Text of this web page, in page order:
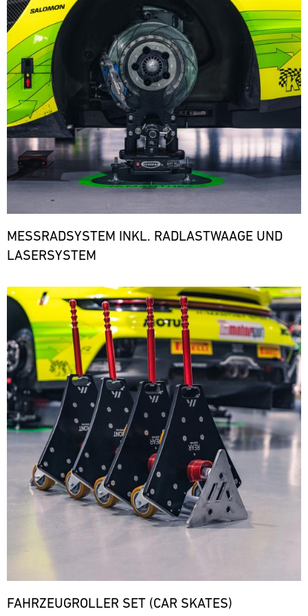
den
notwendigen
Ersatzteilen.
MESSRADSYSTEM INKL. RADLASTWAAGE UND
LASERSYSTEM
Bild
FAHRZEUGROLLER SET (CAR SKATES)